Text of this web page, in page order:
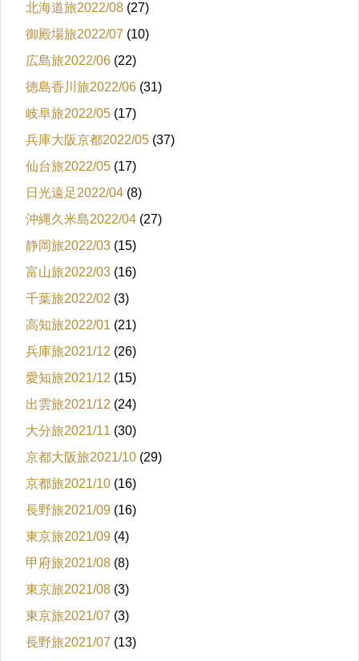
北海道旅2022/08 (27)
御殿場旅2022/07 (10)
広島旅2022/06 (22)
徳島香川旅2022/06 (31)
岐阜旅2022/05 (17)
兵庫大阪京都2022/05 (37)
仙台旅2022/05 (17)
日光遠足2022/04 (8)
沖縄久米島2022/04 (27)
静岡旅2022/03 (15)
富山旅2022/03 (16)
千葉旅2022/02 (3)
高知旅2022/01 (21)
兵庫旅2021/12 (26)
愛知旅2021/12 (15)
出雲旅2021/12 (24)
大分旅2021/11 (30)
京都大阪旅2021/10 (29)
京都旅2021/10 (16)
長野旅2021/09 (16)
東京旅2021/09 (4)
甲府旅2021/08 (8)
東京旅2021/08 (3)
東京旅2021/07 (3)
長野旅2021/07 (13)